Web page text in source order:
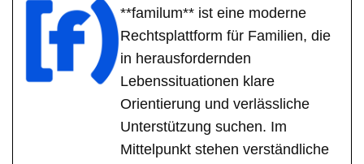
**familum** ist eine moderne
Rechtsplattform für Familien, die
in herausfordernden
Lebenssituationen klare
Orientierung und verlässliche
Unterstützung suchen. Im
Mittelpunkt stehen verständliche